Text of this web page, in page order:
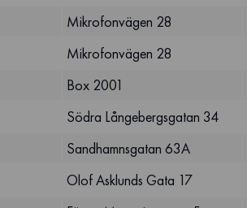
Mikrofonvägen 28
Mikrofonvägen 28
Box 2001
Södra Långebergsgatan 34
Sandhamnsgatan 63A
Olof Asklunds Gata 17